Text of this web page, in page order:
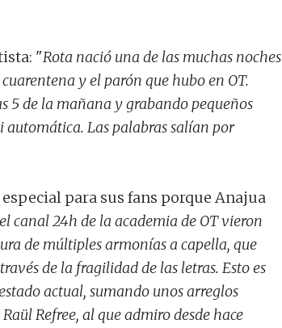
"Rota nació una de las muchas noches
y el parón que hubo en OT.
5 de la mañana y grabando pequeños
Las palabras salían por
para sus fans porque Anajua
canal 24h de la academia de OT vieron
de múltiples armonías a capella, que
de la fragilidad de las letras. Esto es
actual, sumando unos arreglos
Refree, al que admiro desde hace